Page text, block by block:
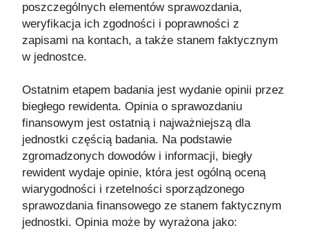
poszczególnych elementów sprawozdania,
weryfikacja ich zgodności i poprawności z
zapisami na kontach, a także stanem faktycznym
w jednostce.
Ostatnim etapem badania jest wydanie opinii przez
biegłego rewidenta. Opinia o sprawozdaniu
finansowym jest ostatnią i najważniejszą dla
jednostki częścią badania. Na podstawie
zgromadzonych dowodów i informacji, biegły
rewident wydaje opinie, która jest ogólną oceną
wiarygodności i rzetelności sporządzonego
sprawozdania finansowego ze stanem faktycznym
jednostki. Opinia może by wyrażona jako: